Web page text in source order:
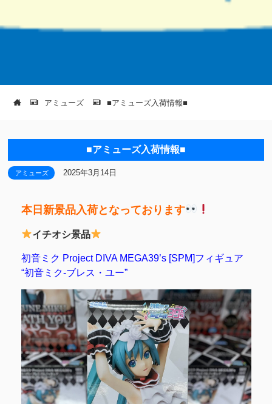
アミューズ ■アミューズ入荷情報■
■アミューズ入荷情報■
アミューズ 2025年3月14日
本日新景品入荷となっております
イチオシ景品
初音ミク Project DIVA MEGA39’s [SPM]フィギュア
“初音ミク-ブレス・ユー”